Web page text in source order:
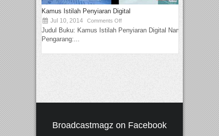
Kamus Istilah Penyiaran Digital
Jul 10, 2014 Comments Off
Judul Buku: Kamus Istilah Penyiaran Digital Nama
Pengarang:...
Broadcastmagz on Facebook